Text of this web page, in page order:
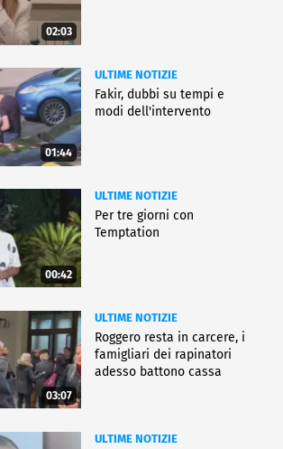
02:03
01:44
ULTIME NOTIZIE
Fakir, dubbi su tempi e
modi dell'intervento
00:42
ULTIME NOTIZIE
Per tre giorni con
Temptation
03:07
ULTIME NOTIZIE
Roggero resta in carcere, i
famigliari dei rapinatori
adesso battono cassa
ULTIME NOTIZIE